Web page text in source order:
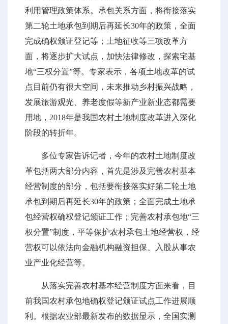
利用管理政策体系。承包关系方面，将衔接落实
第二轮土地承包到期后再延长30年的政策，全面
完成确权颁证登记等；土地征收等三项改革方
面，将逐步扩大试点，加快法律修改，探索宅基
地“三权分置”等。专家表示，各项土地改革的试
点目前仍有很大空间，未来推动乡村振兴战略，
发展旅游观光、养老度假等新产业新业态都需要
用地，2018年是我国农村土地制度改革进入深化
阶段的转折年。
多位专家告诉记者，今年的农村土地制度改
革包括两大部分内容，首先是涉及完善农村基本
经营制度的部分，包括要衔接落实好第二轮土地
承包到期后再延长30年的政策；全面完成土地承
包经营权确权登记颁证工作；完善农村承包地“三
权分置”制度，平等保护农村承包土地经营权，经
营权可以依法向金融机构融资担保、入股从事农
业产业化经营等。
从落实完善农村基本经营制度方面来看，目
前我国农村承包地确权登记颁证试点工作进展顺
利。根据农业部最新发布的数据显示，全国实测